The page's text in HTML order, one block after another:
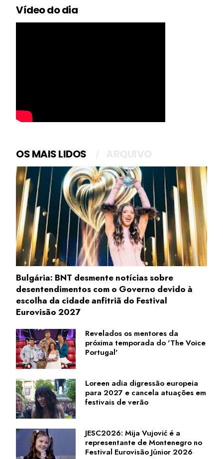
Vídeo do dia
OS MAIS LIDOS
Bulgária: BNT desmente notícias sobre
desentendimentos com o Governo devido à
escolha da cidade anfitriã do Festival
Eurovisão 2027
Revelados os mentores da
próxima temporada do 'The Voice
Portugal'
Loreen adia digressão europeia
para 2027 e cancela atuações em
festivais de verão
JESC2026: Mija Vujović é a
representante de Montenegro no
Festival Eurovisão Júnior 2026